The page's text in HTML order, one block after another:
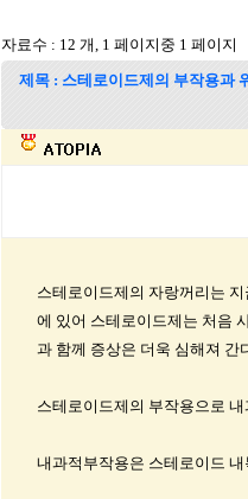
자료수 : 12 개, 1 페이지중 1 페이지
제목 : 스테로이드제의 부작용과
스테로이드제의 자랑꺼리는
에 있어 스테로이드제는 처음
과 함께 증상은 더욱 심해져 간
스테로이드제의 부작용으로
내과적부작용은 스테로이드